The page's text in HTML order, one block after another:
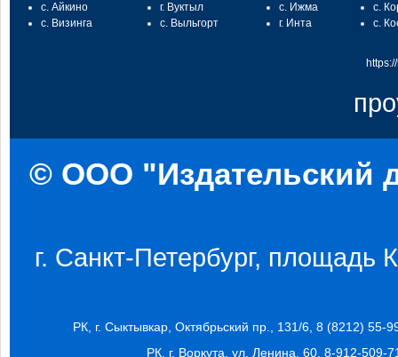
с. Айкино
с. Визинга
г. Вуктыл
с. Выльгорт
с. Ижма
г. Инта
с.
с.
© ООО "Издательский
г. Санкт-Петербург, площадь
РК, г. Сыктывкар, Октябрьский пр., 131/6, 8 (8212) 55-
РК, г. Воркута, ул. Ленина, 60, 8-912-509-